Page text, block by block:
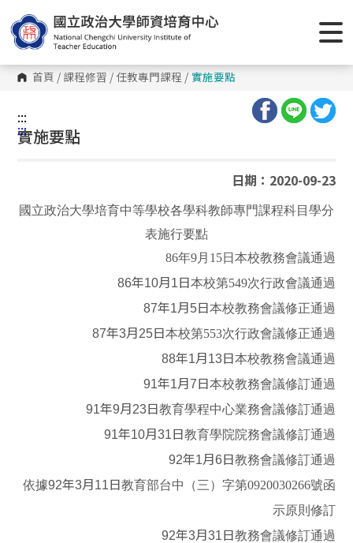
到
主
要
內
容
區 首頁 / 課程修習 / 任教專門課程 / 實施要點
:::
:::
實施要點
日期：2020-09-23
國立政治大學培育中等學校各學科教師專門課程科目學分
表施行要點
86年9月15日 本校教務會議通過
86年10月1日 本校第549次行政會議通過
87年1月5日 本校教務會議修正通過
87年3月25日 本校第553次行政會議修正通過
88年1月13日 本校教務會議通過
91年1月7日 本校教務會議修訂通過
91年9月23日 教育學程中心業務會議修訂通過
91年10月31日 教育學院院務會議修訂通過
92年1月6日 教務會議修訂通過
依據92年3月11日 教育部台中（三）字第0920030266號函
示原則修訂
92年3月31日 教務會議修訂通過